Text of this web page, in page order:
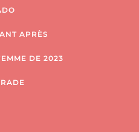
APRÈS
DE 2023